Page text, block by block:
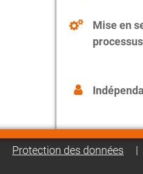
Mise en
processus
Protection des données |